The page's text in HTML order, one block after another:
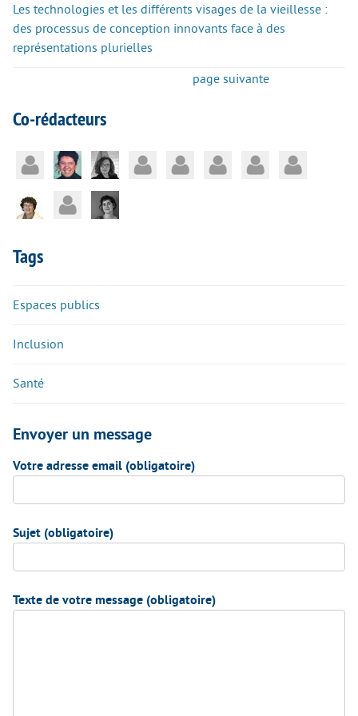
Les technologies et les différents visages de la vieillesse :
des processus de conception innovants face à des
représentations plurielles
page suivante
Co-rédacteurs
Tags
Espaces publics
Inclusion
Santé
Envoyer un message
Votre adresse email (obligatoire)
Sujet (obligatoire)
Texte de votre message (obligatoire)